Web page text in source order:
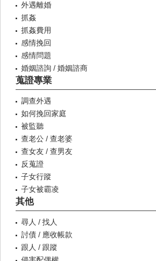
外遇離婚
抓姦
抓姦費用
感情挽回
感情問題
婚姻諮詢 / 婚姻諮商
蒐證專業
調查外遇
如何挽回家庭
被監聽
查老公 / 查老婆
查女友 / 查男友
反蒐證
子女行蹤
子女被霸凌
其他
尋人 / 找人
討債 / 應收帳款
跟人 / 跟蹤